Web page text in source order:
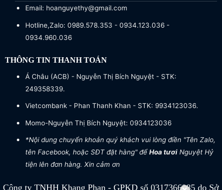
Email: hoanguyethy@gmail.com
Hotline,Zalo: 0989.578.353 - 0934.123.036 -
0934.960.036
THÔNG TIN THANH TOÁN
Á Châu (ACB) - Nguyễn Thị Bích Nguyệt - STK:
249358339.
Vietcombank - Phan Thanh Khan - STK: 9934123036.
Momo-Nguyễn Thị Bích Nguyệt: 0934123036
*Nội dung chuyển khoản quý khách vui lòng điền "Tên Zalo,
tên Facebook, hoặc SĐT đặt hàng" đểHoa tươiNguyệt Hỷ
tiện lên đơn hàng. Xin cảm ơn
Công ty TNHH Khang Phan - GPKD số 0317366885 do Sở